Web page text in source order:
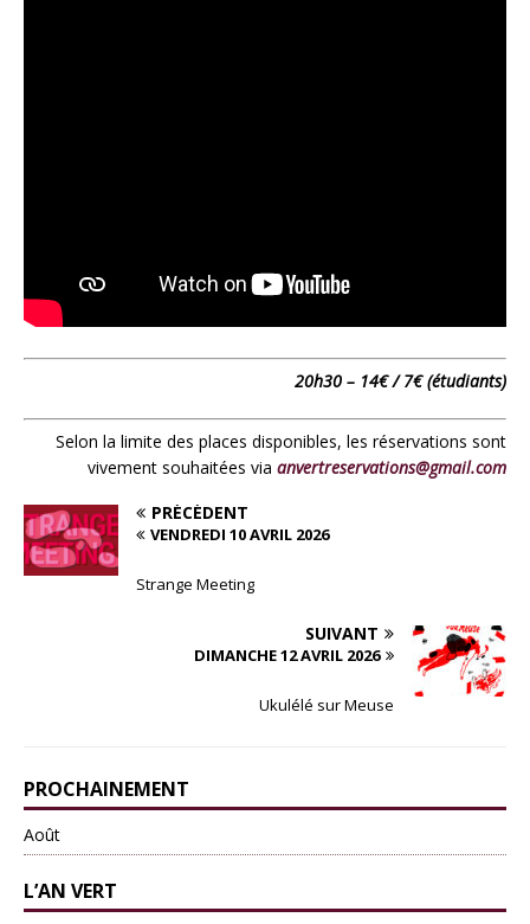
20h30 – 14€ / 7€ (étudiants)
Selon la limite des places disponibles, les réservations sont
vivement souhaitées via anvertreservations@gmail.com
PRÉCÉDENT
VENDREDI 10 AVRIL 2026
Strange Meeting
SUIVANT
DIMANCHE 12 AVRIL 2026
Ukulélé sur Meuse
PROCHAINEMENT
Août
L’AN VERT